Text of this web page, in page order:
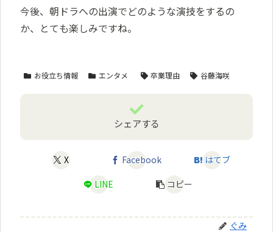
今後、朝ドラへの出演でどのような演技をするの
か、とても楽しみですね。
お役立ち情報 エンタメ 卒業理由 谷藤海咲
シェアする
X Facebook
はてブ
LINE
コピー
ぐみ